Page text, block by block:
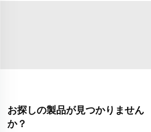
お探しの製品が見つかりません
か？